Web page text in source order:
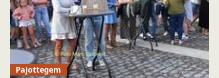
Pajottegem